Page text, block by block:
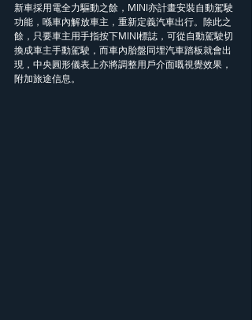
新車採用電全力驅動之餘，MINI亦計畫安裝自動駕駛
功能，喺車內解放車主，重新定義汽車出行。除此之
餘，只要車主用手指按下MINI標誌，可從自動駕駛切
換成車主手動駕駛，而車內胎盤同埋汽車踏板就會出
現，中央圓形儀表上亦將調整用戶介面嘅視覺效果，
附加旅途信息。